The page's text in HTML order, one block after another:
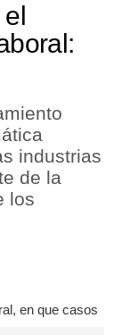
industrias
de la
los